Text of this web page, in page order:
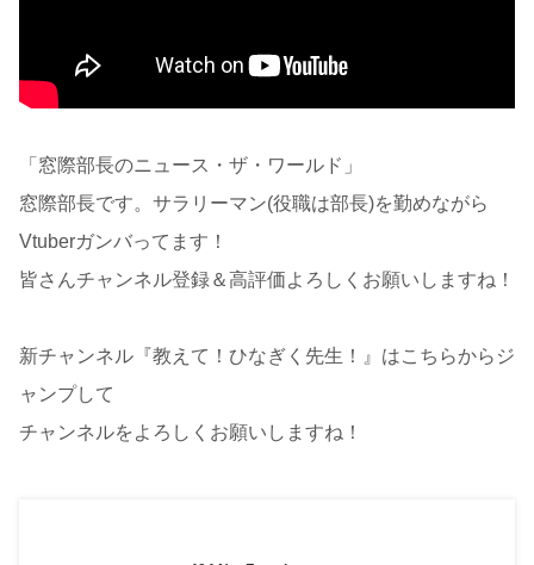
「窓際部長のニュース・ザ・ワールド」
窓際部長です。サラリーマン(役職は部長)を勤めながら
Vtuberガンバってます！
皆さんチャンネル登録＆高評価よろしくお願いしますね！
新チャンネル『教えて！ひなぎく先生！』はこちらからジ
ャンプして
チャンネルをよろしくお願いしますね！